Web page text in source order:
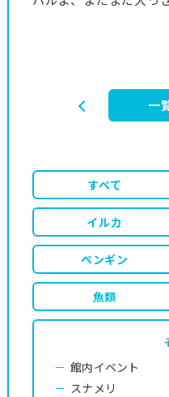
一
すべて
イルカ
ペンギン
魚類
館内イベント
スナメリ